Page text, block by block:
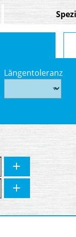
Längentoleranz